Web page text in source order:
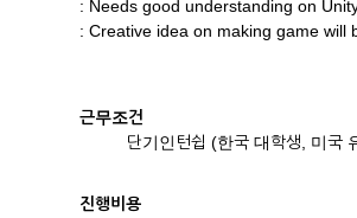
: Needs good understanding on
: Creative idea on making game will
근무조건
단기인턴쉽 (한국 대학생, 미국
진행비용